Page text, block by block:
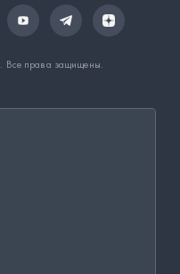
. Все права защищены.